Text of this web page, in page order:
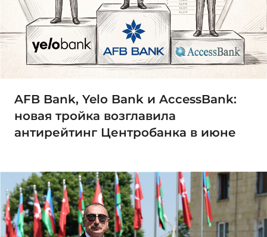
AFB Bank, Yelo Bank и AccessBank:
новая тройка возглавила
антирейтинг Центробанка в июне